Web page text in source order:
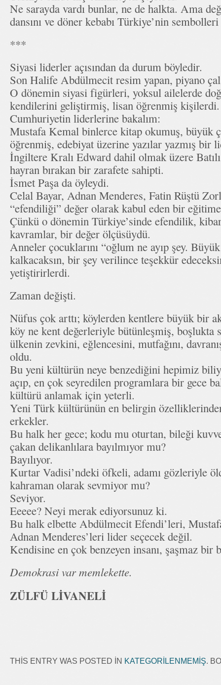
Ne sarayda vardı bunlar, ne de halkta. Ama
dansını ve döner kebabı Türkiye’nin
***
Siyasi liderler açısından da durum böyledir.
Son Halife Abdülmecit resim yapan, piyano
O dönemin siyasi figürleri, yoksul ailelerde
kendilerini geliştirmiş, lisan öğrenmiş kişilerdi.
Cumhuriyetin liderlerine bakalım:
Mustafa Kemal binlerce kitap okumuş, büyük
öğrenmiş, edebiyat üzerine yazılar yazmış bir
İngiltere Kralı Edward dahil olmak üzere
hayran bırakan bir zarafete sahipti.
İsmet Paşa da öyleydi.
Celal Bayar, Adnan Menderes, Fatin Rüştü
“efendiliği” değer olarak kabul eden bir
Çünkü o dönemin Türkiye’sinde efendilik,
kavramlar, bir değer ölçüsüydü.
Anneler çocuklarını “oğlum ne ayıp şey.
kalkacaksın, bir şey verilince teşekkür
yetiştirirlerdi.
Zaman değişti.
Nüfus çok arttı; köylerden kentlere büyük bir
köy ne kent değerleriyle bütünleşmiş,
ülkenin zevkini, eğlencesini, mutfağını,
oldu.
Bu yeni kültürün neye benzediğini hepimiz
açıp, en çok seyredilen programlara bir gece
kültürü anlamak için yeterli.
Yeni Türk kültürünün en belirgin
erkekler.
Bu halk her gece; kodu mu oturtan, bileği
çakan delikanlılara bayılmıyor mu?
Bayılıyor.
Kurtar Vadisi’ndeki öfkeli, adamı gözleriyle
kahraman olarak sevmiyor mu?
Seviyor.
Eeeee? Neyi merak ediyorsunuz ki.
Bu halk elbette Abdülmecit Efendi’leri,
Adnan Menderes’leri lider seçecek değil.
Kendisine en çok benzeyen insanı, şaşmaz bir
Demokrasi var memlekette.
ZÜLFÜ LİVANELİ
THIS ENTRY WAS POSTED IN KATEGORILENMEMIŞ.